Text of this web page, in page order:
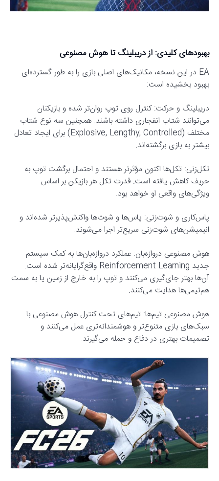
بهبودهای کلیدی: از دریبلینگ تا هوش مصنوعی
EA در این نسخه، مکانیک‌های اصلی بازی را به طور گسترده‌ای
بهبود بخشیده است:
دریبلینگ و حرکت: کنترل روی توپ روان‌تر شده و بازیکنان
می‌توانند شتاب انفجاری داشته باشند. همچنین سه نوع شتاب
مختلف (Explosive, Lengthy, Controlled) برای ایجاد تعادل
بیشتر به بازی برگشته‌اند.
تکل‌زنی: تکل‌ها اکنون مؤثرتر هستند و احتمال برگشت توپ به
حریف کاهش یافته است. قدرت تکل هر بازیکن بر اساس
ویژگی‌های واقعی او خواهد بود.
پاس‌کاری و شوت‌زنی: پاس‌ها و شوت‌ها واکنش‌پذیرتر شده‌اند و
انیمیشن‌های شوت‌زنی سریع‌تر اجرا می‌شوند.
هوش مصنوعی دروازه‌بان: عملکرد دروازه‌بان‌ها به کمک سیستم
جدید Reinforcement Learning واقع‌گرایانه‌تر شده است.
آن‌ها بهتر جای‌گیری می‌کنند و توپ را به خارج از زمین یا به سمت
هم‌تیمی‌ها هدایت می‌کنند.
هوش مصنوعی تیم‌ها: تیم‌های تحت کنترل هوش مصنوعی با
سبک‌های بازی متنوع‌تر و هوشمندانه‌تری عمل می‌کنند و
تصمیمات بهتری در دفاع و حمله می‌گیرند.